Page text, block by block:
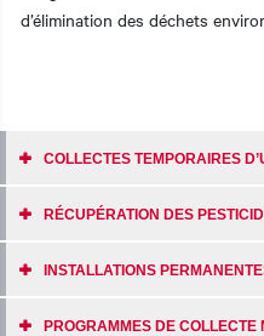
d’élimination des déchets
COLLECTES TEMPORAIRES
RÉCUPÉRATION DES
INSTALLATIONS
PROGRAMMES DE COLLECTE